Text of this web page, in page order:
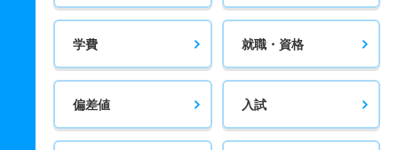
学費 就職・資格
偏差値 入試